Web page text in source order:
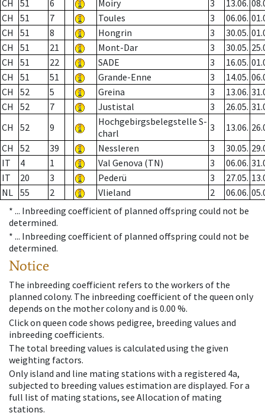
CH 51 6 Moiry 3 13.06.
CH
51 7 Toules 3 06.06.
CH
51 8 Hongrin 3 30.05.
CH
51 21 Mont-Dar 3 30.05.
CH
51 22 SADE 3 16.05.
CH
51 51 Grande-Enne 3 14.05.
CH
52 5 Greina 3 13.06.
CH
52 7 Justistal 3 26.05.
CH
52 9
Hochgebirgsbelegstelle S-
charl
3 13.06.
CH
52 39 Nessleren 3 30.05.
IT
4 1 Val Genova (TN) 3 06.06.
IT
20 3 Pederü 3 27.05.
NL 55 2 Vlieland 2 06.06.
* ... Inbreeding coefficient of planned offspring could not be
determined.
* ... Inbreeding coefficient of planned offspring could not be
determined.
Notice
The inbreeding coefficient refers to the workers of the
planned colony. The inbreeding coefficient of the queen only
depends on the mother colony and is 0.00 %.
Click on queen code shows pedigree, breeding values and
inbreeding coefficients.
The total breeding values is calculated using the given
weighting factors.
Only island and line mating stations with a registered 4a,
subjected to breeding values estimation are displayed. For a
full list of mating stations, see Allocation of mating
stations.